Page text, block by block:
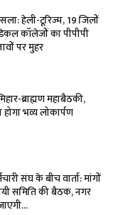
हेली-टूरिज्म, 19 जिलों
कॉलेजों का पीपीपी
पर मुहर
ब्राह्मण महाबैठकी,
भव्य लोकार्पण
संघ के बीच वार्ता: मांगों
समिति की बैठक, नगर